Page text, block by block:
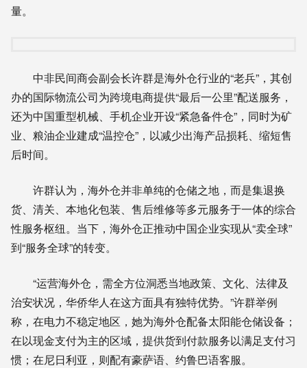
量。
中非民间商会副会长许群是海外仓行业的“老兵”，其创
办的国际物流公司为跨境电商提供“最后一公里”配送服务，
还为中国重型机械、手机企业开设“紧急备件仓”，同时为矿
业、粮油企业建成“温控仓”，以减少出海产品损耗、缩短售
后时间。
许群认为，海外仓并非单纯的仓储之地，而是集退换
货、清关、本地化包装、售后维修等多元服务于一体的综合
性服务枢纽。当下，海外仓正推动中国企业实现从“卖全球”
到“服务全球”的转变。
“运营海外仓，需全方位洞悉当地政策、文化、法律及
治安状况，华侨华人在这方面具有独特优势。”许群举例
称，在电力不稳定地区，她为海外仓配备太阳能仓储设备；
在以现金支付为主的区域，提供货到付款服务以满足支付习
惯；在尼日利亚，则配有豪萨语、约鲁巴语客服。